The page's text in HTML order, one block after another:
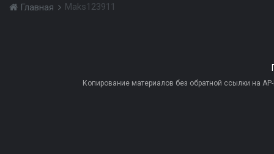
Главная Maks123911
Копирование материалов без обратной ссылки на